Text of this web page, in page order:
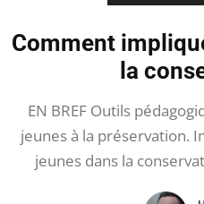
Comment
la
EN BREF Outils
jeunes à la préservation.
jeunes dans la